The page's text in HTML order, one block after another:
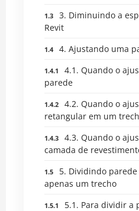
3. Diminuindo a
Revit
4. Ajustando uma
4.1. Quando o
parede
4.2. Quando o
retangular em um
4.3. Quando o
camada de
5. Dividindo
apenas um trecho
5.1. Para dividir a